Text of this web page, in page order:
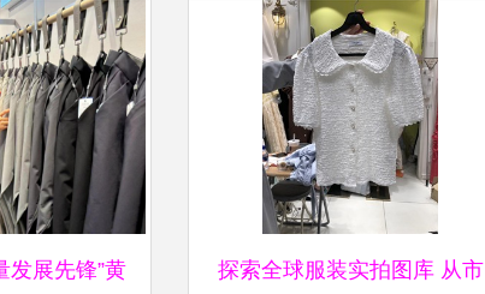
发展先锋”黄 探索全球服装实拍图库 从市